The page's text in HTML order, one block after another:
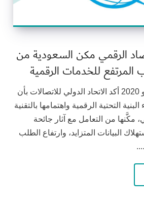
الرقمي مكن السعودية من
المرتفع للخدمات الرقمية
مجلة تحالف – 26 يوليو 2020 أكد الاتحاد الدولي للاتصالات بأن
التحتية الرقمية واهتمامها بالتقنية
مكَّنها من التعامل مع آثار جائحة
البيانات المتزايد، وارتفاع الطلب